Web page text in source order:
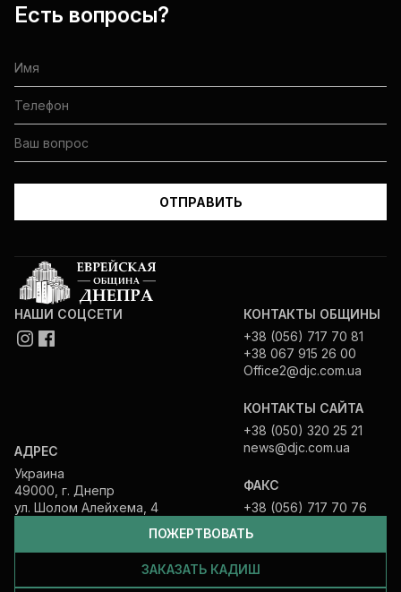
Есть вопросы?
ПОЖЕРТВОВАТЬ
ЗАКАЗАТЬ КАДИШ
НАШИ СОЦСЕТИ
АДРЕС
Украина
49000, г. Днепр
ул. Шолом Алейхема, 4
КОНТАКТЫ ОБЩИНЫ
+38 (056) 717 70 81
+38 067 915 26 00
Office2@djc.com.ua
КОНТАКТЫ САЙТА
+38 (050) 320 25 21
news@djc.com.ua
ФАКС
+38 (056) 717 70 76